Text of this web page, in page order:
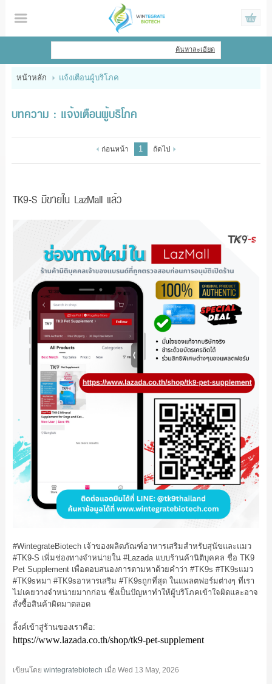
ไทย | English
หน้าหลัก
แจ้งชำระเงิน
ค้นหาละเอียด
หน้าหลัก แจ้งเตือนผู้บริโภค
บทความ : แจ้งเตือนผู้บริโภค
ก่อนหน้า 1 ถัดไป
TK9-S มีขายใน LazMall แล้ว
#WintegrateBiotechเจ้าของผลิตภัณฑ์อาหารเสริมสำหรับสุนัขและแมว
#TK9-S เพิ่มช่องทางจำหน่ายใน #Lazadaแบบร้านค้านิติบุคคล ชื่อ TK9
Pet Supplement เพื่อตอบสนองการตามหาด้วยคำว่า #TK9s #TK9sแมว
#TK9sหมา #TK9sอาหารเสริม #TK9sถูกที่สุดในแพลตฟอร์มต่างๆ ที่เรา
ไม่เคยวางจำหน่ายมากก่อน ซึ่งเป็นปัญหาทำให้ผู้บริโภคเข้าใจผิดและอาจ
สั่งซื้อสินค้าผิดมาตลอด
ลิ้งค์เข้าสู่ร้านของเราคือ:
https://www.lazada.co.th/shop/tk9-pet-supplement
เขียนโดย wintegratebiotech เมื่อ Wed 13 May, 2026